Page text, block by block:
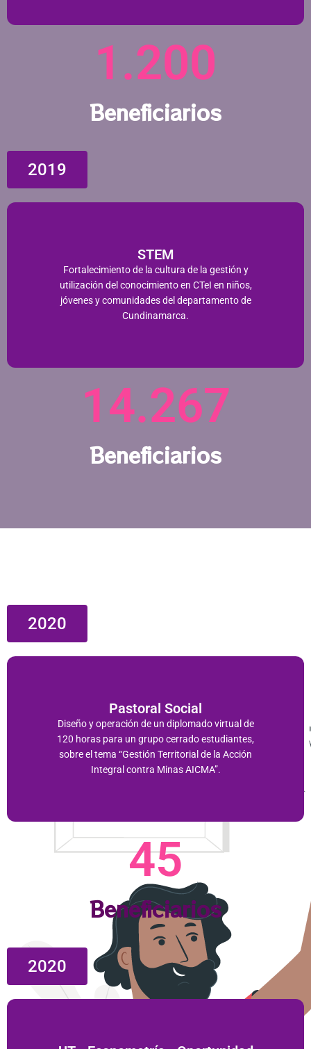
Beneficiarios
1.200
2019
STEM​
Fortalecimiento de la cultura de la gestión y
utilización del conocimiento en CTeI en niños,
jóvenes y comunidades del departamento de
Cundinamarca.​
Beneficiarios
14.267
2020
Pastoral Social
Diseño y operación de un diplomado virtual de
120 horas para un grupo cerrado estudiantes,
sobre el tema “Gestión Territorial de la Acción
Integral contra Minas AICMA”.​
Beneficiarios
45
2020